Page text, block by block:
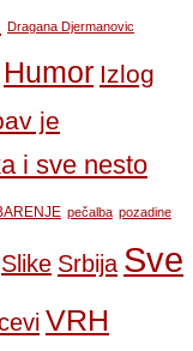
Dragana Djermanovic
Humor Izlog
je
i sve nesto
pečalba pozadine
Slike Srbija Sve
VRH